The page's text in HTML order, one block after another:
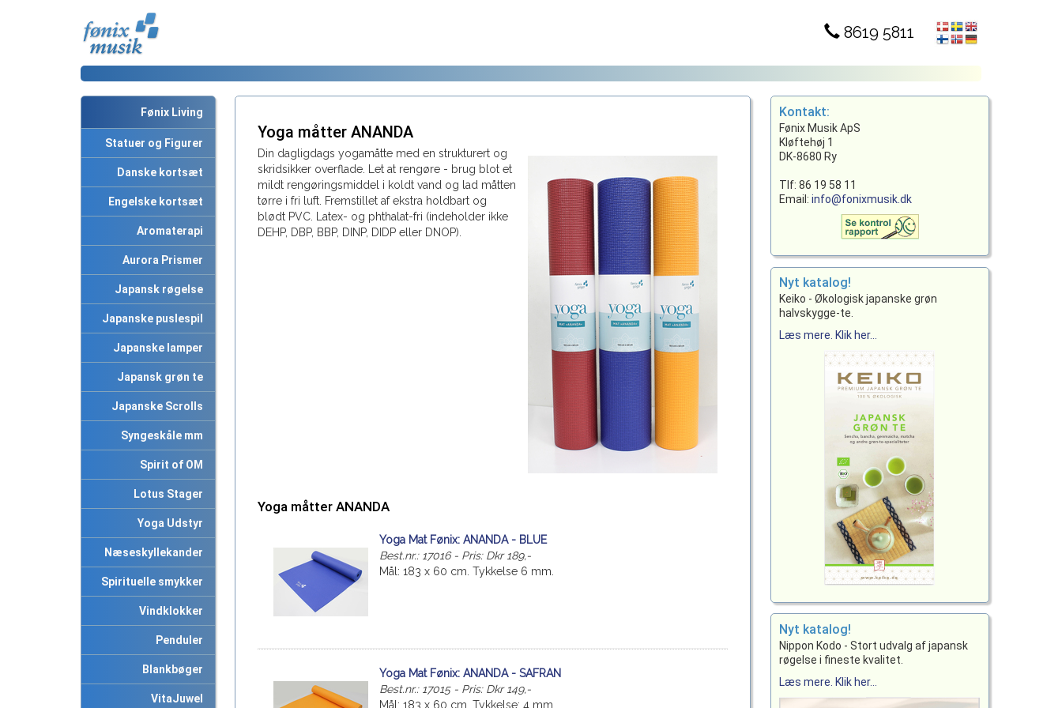
8619 5811
Fønix Living
Statuer og Figurer
Danske kortsæt
Engelske kortsæt
Aromaterapi
Aurora Prismer
Japansk røgelse
Japanske puslespil
Japanske lamper
Japansk grøn te
Japanske Scrolls
Syngeskåle mm
Spirit of OM
Lotus Stager
Yoga Udstyr
Næseskyllekander
Spirituelle smykker
Vindklokker
Penduler
Blankbøger
VitaJuwel
Yoga måtter ANANDA
Din dagligdags yogamåtte med en strukturert og
skridsikker overflade. Let at rengøre - brug blot et
mildt rengøringsmiddel i koldt vand og lad måtten
tørre i fri luft. Fremstillet af ekstra holdbart og
blødt PVC. Latex- og phthalat-fri (indeholder ikke
DEHP, DBP, BBP, DINP, DIDP eller DNOP).
Yoga måtter ANANDA
Yoga Mat Fønix: ANANDA - BLUE
Best.nr.: 17016 - Pris: Dkr 189,-
Mål: 183 x 60 cm. Tykkelse 6 mm.
Yoga Mat Fønix: ANANDA - SAFRAN
Best.nr.: 17015 - Pris: Dkr 149,-
Mål: 183 x 60 cm. Tykkelse: 4 mm.
Kontakt:
Fønix Musik ApS
Kløftehøj 1
DK-8680 Ry
Tlf: 86 19 58 11
Email:info@fonixmusik.dk
Nyt katalog!
Keiko - Økologisk japanske grøn
halvskygge-te.
Læs mere. Klik her...
Nyt katalog!
Nippon Kodo - Stort udvalg af japansk
røgelse i fineste kvalitet.
Læs mere. Klik her...